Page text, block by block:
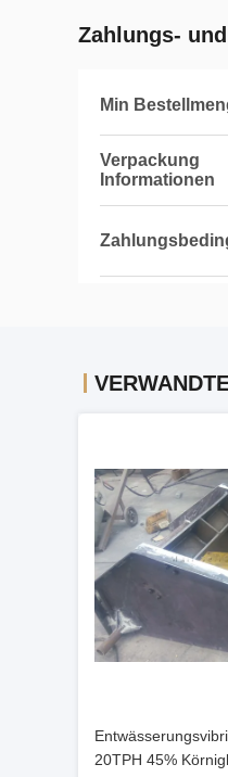
Zahlungs-
Min
Verpackung
Informationen
20TPH 45%